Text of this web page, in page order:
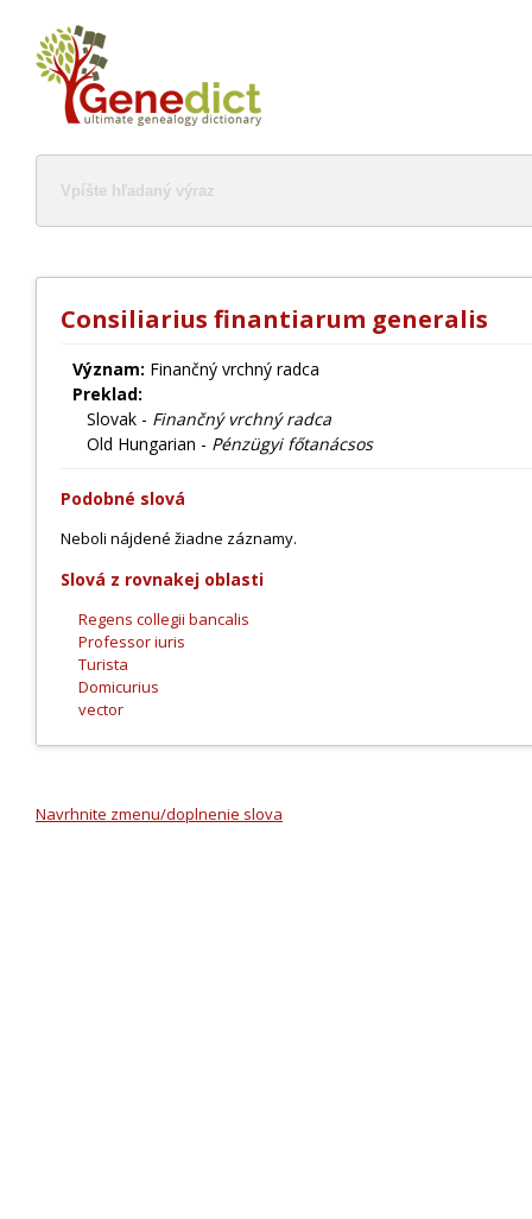
Consiliarius finantiarum generalis
Význam: Finančný vrchný radca
Preklad:
Slovak - Finančný vrchný radca
Old Hungarian - Pénzügyi főtanácsos
Podobné slová
Neboli nájdené žiadne záznamy.
Slová z rovnakej oblasti
Regens collegii bancalis
Professor iuris
Turista
Domicurius
vector
Navrhnite zmenu/doplnenie slova